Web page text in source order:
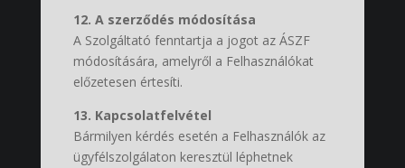
12. A szerződés módosítása
A Szolgáltató fenntartja a jogot az ÁSZF
módosítására, amelyről a Felhasználókat
előzetesen értesíti.
13. Kapcsolatfelvétel
Bármilyen kérdés esetén a Felhasználók az
ügyfélszolgálaton keresztül léphetnek